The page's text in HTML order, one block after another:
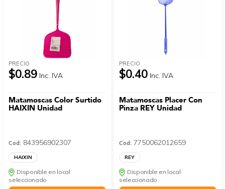
PRECIO
$0.89 Inc. IVA
Matamoscas Color Surtido
HAIXIN Unidad
Cod: 843956902307
HAIXIN
Disponible en local
seleccionado
PRECIO
$0.40 Inc. IVA
Matamoscas Placer Con
Pinza REY Unidad
Cod: 7750062012659
REY
Disponible en local
seleccionado